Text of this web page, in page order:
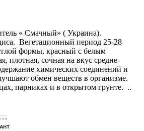
« Смачный» ( Украина).
Вегетационный период 25-28
формы, красный с белым
плотная, сочная на вкус средне-
химических соединений и
обмен веществ в организме.
парниках и в открытом грунте. ..